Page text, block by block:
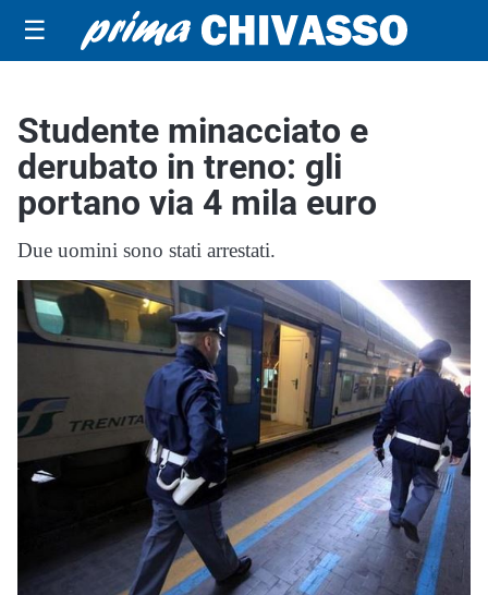
☰
Studente minacciato e
derubato in treno: gli
portano via 4 mila euro
Due uomini sono stati arrestati.